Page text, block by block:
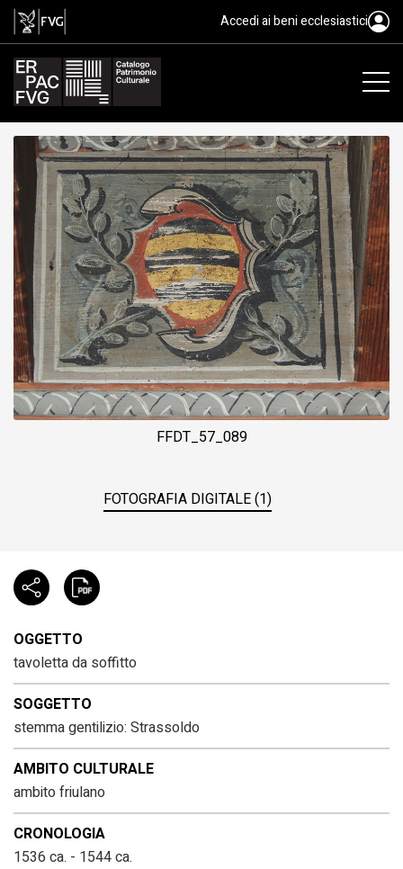
tavoletta da soffitto, ambito
Accedi ai beni ecclesiastici
FFDT_57_089
FOTOGRAFIA DIGITALE (1)
OGGETTO
tavoletta da soffitto
SOGGETTO
stemma gentilizio: Strassoldo
AMBITO CULTURALE
ambito friulano
CRONOLOGIA
1536 ca. - 1544 ca.